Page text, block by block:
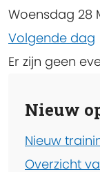
Woensdag 28
Volgende dag
Er zijn geen
Nieuw
Nieuw
Overzicht